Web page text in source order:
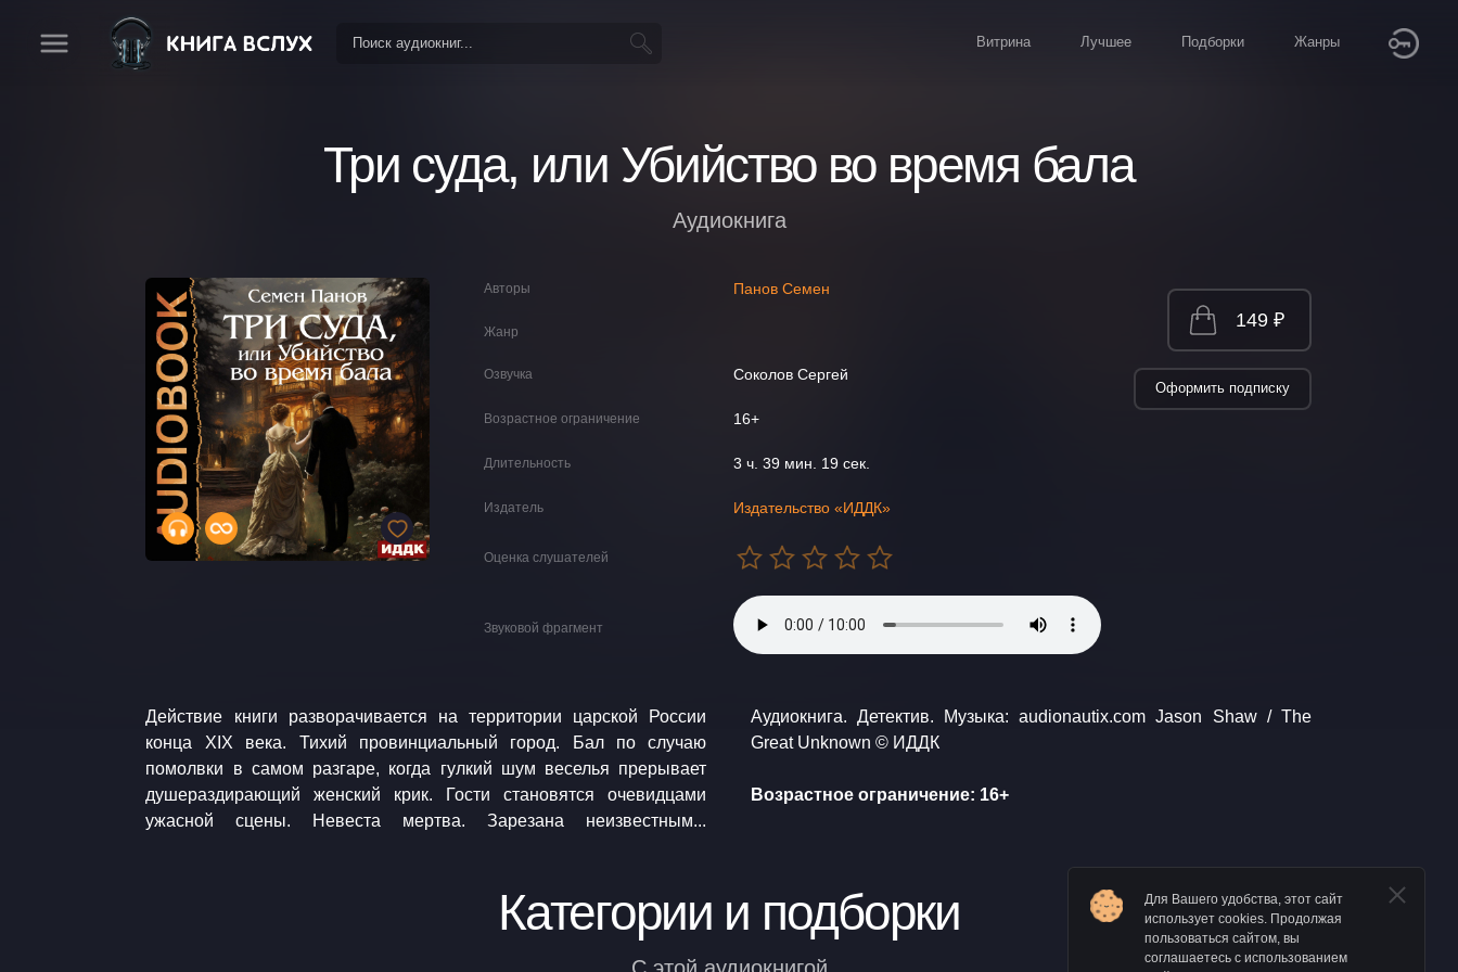
Витрина Лучшее Подборки Жанры
Три суда, или Убийство во время бала
Аудиокнига
Авторы Панов Семен
Жанр
Озвучка Соколов Сергей
Возрастное ограничение 16+
Длительность 3 ч. 39 мин. 19 сек.
Издатель Издательство «ИДДК»
Оценка слушателей
Звуковой фрагмент
149 ₽
Оформить подписку
Действие книги разворачивается на территории царской России
конца XIX века. Тихий провинциальный город. Бал по случаю
помолвки в самом разгаре, когда гулкий шум веселья прерывает
душераздирающий женский крик. Гости становятся очевидцами
ужасной сцены. Невеста мертва. Зарезана неизвестным...
Аудиокнига. Детектив. Музыка: audionautix.com Jason Shaw / The
Great Unknown © ИДДК
Возрастное ограничение: 16+
Категории и подборки
Для Вашего удобства, этот сайт
использует cookies. Продолжая
пользоваться сайтом, вы
соглашаетесь с использованием